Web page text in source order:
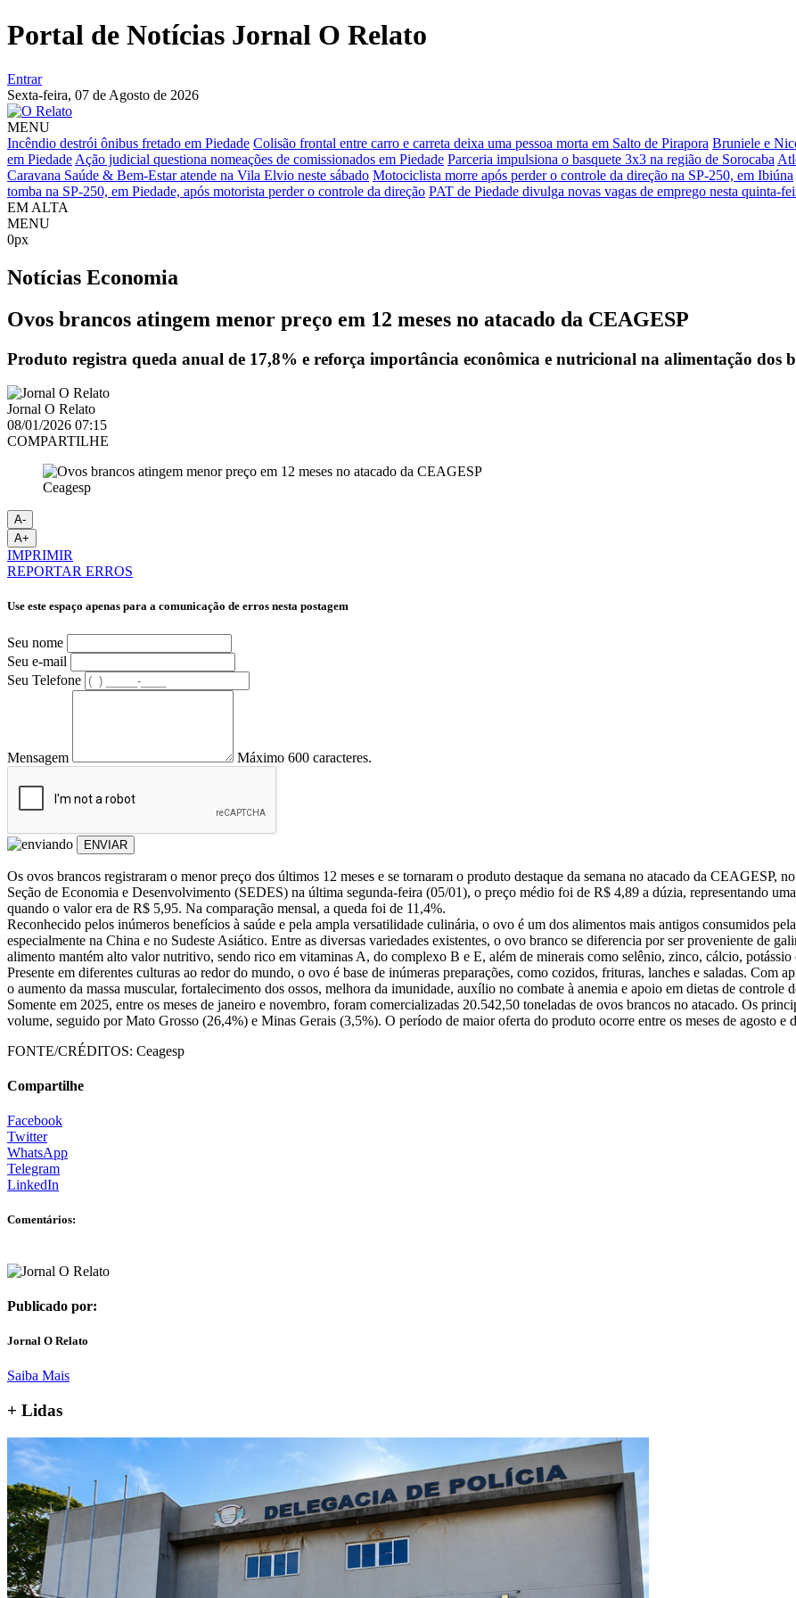
Portal de Notícias Jornal O Relato
Entrar
Sexta-feira, 07 de Agosto de 2026
MENU
Incêndio destrói ônibus fretado em Piedade Colisão frontal entre carro e carreta deixa uma pessoa morta em Salto de Pirapora Bruniele e
em Piedade Ação judicial questiona nomeações de comissionados em Piedade Parceria impulsiona o basquete 3x3 na região de Sorocaba
Caravana Saúde & Bem-Estar atende na Vila Elvio neste sábado Motociclista morre após perder o controle da direção na SP-250, em Ibiúna
tomba na SP-250, em Piedade, após motorista perder o controle da direção PAT de Piedade divulga novas vagas de emprego nesta quinta-
EM ALTA
MENU
0px
Notícias Economia
Ovos brancos atingem menor preço em 12 meses no atacado da CEAGESP
Produto registra queda anual de 17,8% e reforça importância econômica e nutricional na alimentação dos
Jornal O Relato
08/01/2026 07:15
COMPARTILHE
Ceagesp
A-
A+
IMPRIMIR
REPORTAR ERROS
Use este espaço apenas para a comunicação de erros nesta postagem
Seu nome
Seu e-mail
Seu Telefone
Mensagem Máximo 600 caracteres.
ENVIAR
Os ovos brancos registraram o menor preço dos últimos 12 meses e se tornaram o produto destaque da semana no atacado da CEAGESP,
Seção de Economia e Desenvolvimento (SEDES) na última segunda-feira (05/01), o preço médio foi de R$ 4,89 a dúzia, representando
quando o valor era de R$ 5,95. Na comparação mensal, a queda foi de 11,4%.
Reconhecido pelos inúmeros benefícios à saúde e pela ampla versatilidade culinária, o ovo é um dos alimentos mais antigos consumidos
especialmente na China e no Sudeste Asiático. Entre as diversas variedades existentes, o ovo branco se diferencia por ser proveniente de
alimento mantém alto valor nutritivo, sendo rico em vitaminas A, do complexo B e E, além de minerais como selênio, zinco, cálcio, potássio
Presente em diferentes culturas ao redor do mundo, o ovo é base de inúmeras preparações, como cozidos, frituras, lanches e saladas. Com
o aumento da massa muscular, fortalecimento dos ossos, melhora da imunidade, auxílio no combate à anemia e apoio em dietas de controle
Somente em 2025, entre os meses de janeiro e novembro, foram comercializadas 20.542,50 toneladas de ovos brancos no atacado. Os
volume, seguido por Mato Grosso (26,4%) e Minas Gerais (3,5%). O período de maior oferta do produto ocorre entre os meses de agosto e
FONTE/CRÉDITOS: Ceagesp
Compartilhe
Facebook
Twitter
WhatsApp
Telegram
LinkedIn
Comentários:
Publicado por:
Jornal O Relato
Saiba Mais
+ Lidas